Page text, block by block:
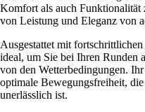
Komfort als auch Funktionalität
von Leistung und Eleganz von
Ausgestattet mit
ideal, um Sie bei Ihren Runden
von den Wetterbedingungen.
optimale Bewegungsfreiheit,
unerlässlich ist.